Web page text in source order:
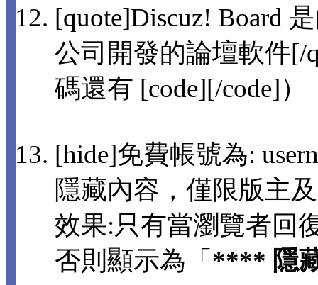
[quote]Discuz! Board
公司開發的論壇軟件
碼還有 [code][/code]）
[hide]免費帳號為:
隱藏內容，僅限版主
效果:只有當瀏覽者回
否則顯示為「 **** 隱